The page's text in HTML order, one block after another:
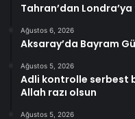
Tahran’dan
Ağustos 6, 2026
Aksaray’da Bayram
Ağustos 5, 2026
Adli kontrolle serbest
Allah razı olsun
Ağustos 5, 2026